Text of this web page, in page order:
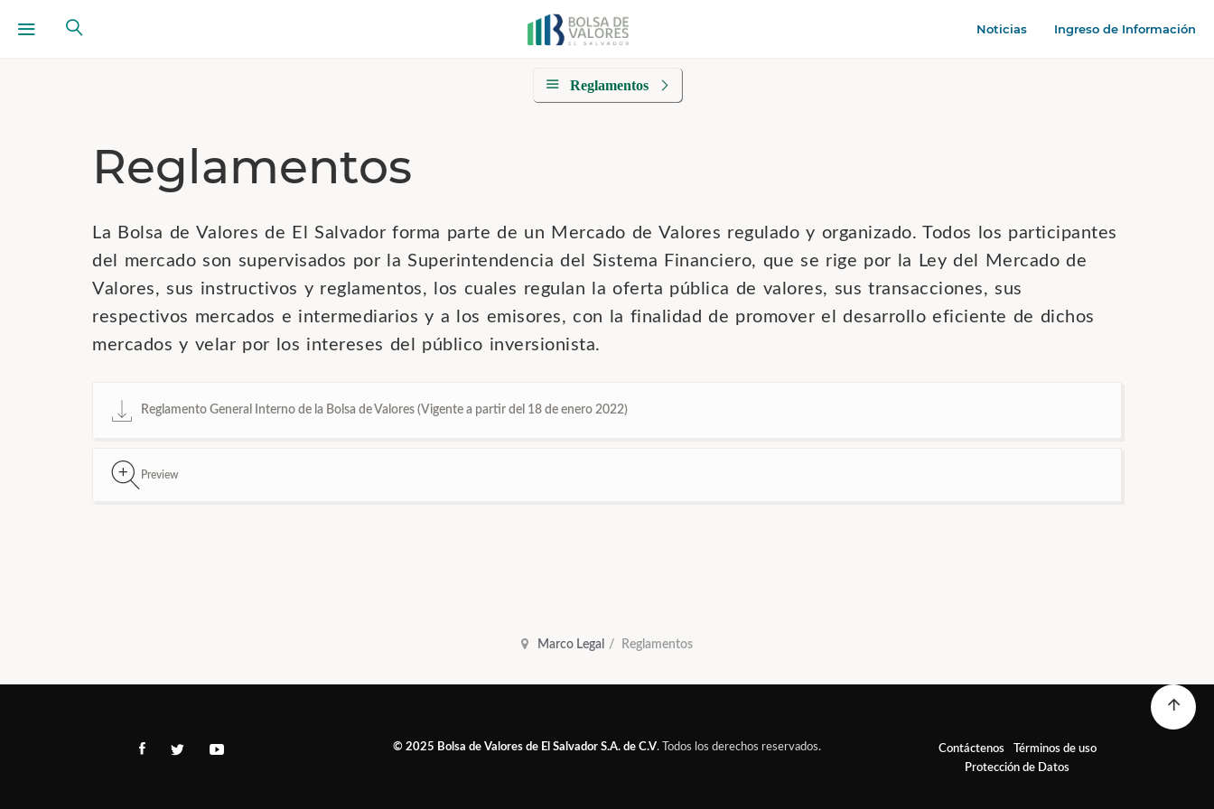
Noticias Ingreso de Información
Reglamentos
Reglamentos
La Bolsa de Valores de El Salvador forma parte de un Mercado de Valores regulado y organizado. Todos los participantes
del mercado son supervisados por la Superintendencia del Sistema Financiero, que se rige por la Ley del Mercado de
Valores, sus instructivos y reglamentos, los cuales regulan la oferta pública de valores, sus transacciones, sus
respectivos mercados e intermediarios y a los emisores, con la finalidad de promover el desarrollo eficiente de dichos
mercados y velar por los intereses del público inversionista.
Reglamento General Interno de la Bolsa de Valores (Vigente a partir del 18 de enero 2022)
Preview
Marco Legal Reglamentos
© 2025 Bolsa de Valores de El Salvador S.A. de C.V. Todos los derechos reservados. Contáctenos
Términos de uso
Protección de Datos